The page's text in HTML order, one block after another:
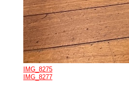
IMG_8275
IMG_8277